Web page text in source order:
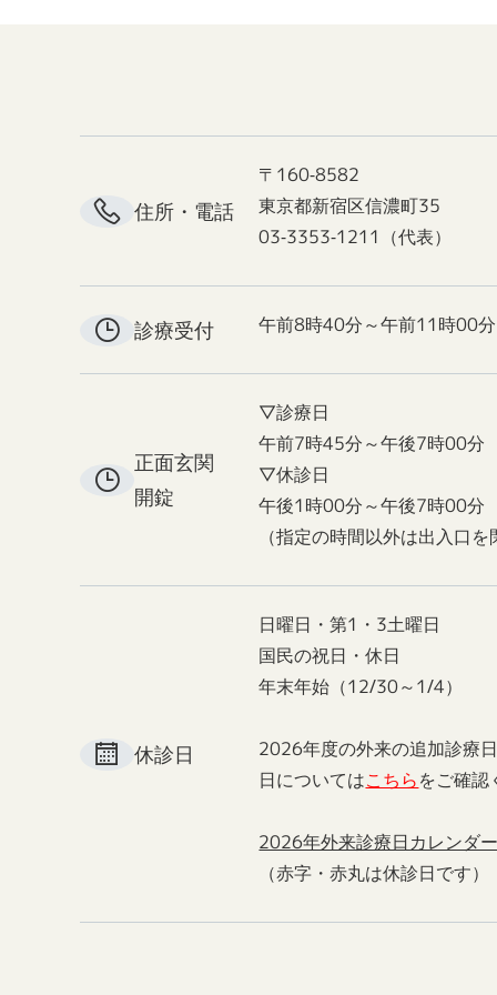
住所・電話
〒160-8582
東京都新宿区信濃町35
03-3353-1211（代表）
診療受付 午前8時40分～午前11時00分
正面玄関
開錠
▽診療日
午前7時45分～午後7時00分
▽休診日
午後1時00分～午後7時00分
（指定の時間以外は出入口を
休診日
日曜日・第1・3土曜日
国民の祝日・休日
年末年始（12/30～1/4）
2026年度の外来の追加診療
日についてはこちらをご確認
2026年外来診療日カレンダ
（赤字・赤丸は休診日です）